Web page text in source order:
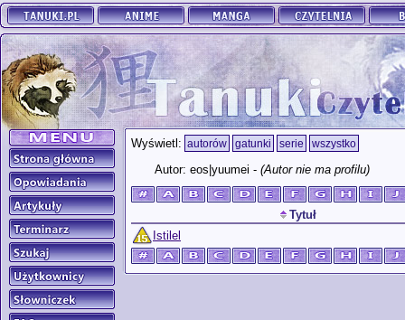
Wyświetl: autorów gatunki serie wszystko
Autor: eos|yuumei - (Autor nie ma profilu)
Tytuł
Istilel